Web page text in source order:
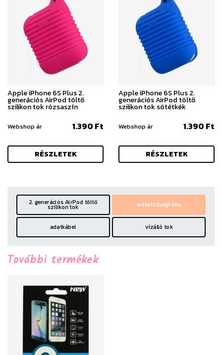
Apple iPhone 6S Plus 2.
generációs AirPod töltő
szilikon tok rózsaszín
Webshop ár 1.390 Ft
RÉSZLETEK
Apple iPhone 6S Plus 2.
generációs AirPod töltő
szilikon tok sötétkék
Webshop ár 1.390 Ft
RÉSZLETEK
2. generációs AirPod töltő
szilikon tok edzett üvegfólia
adatkábel vízálló tok
További termékek